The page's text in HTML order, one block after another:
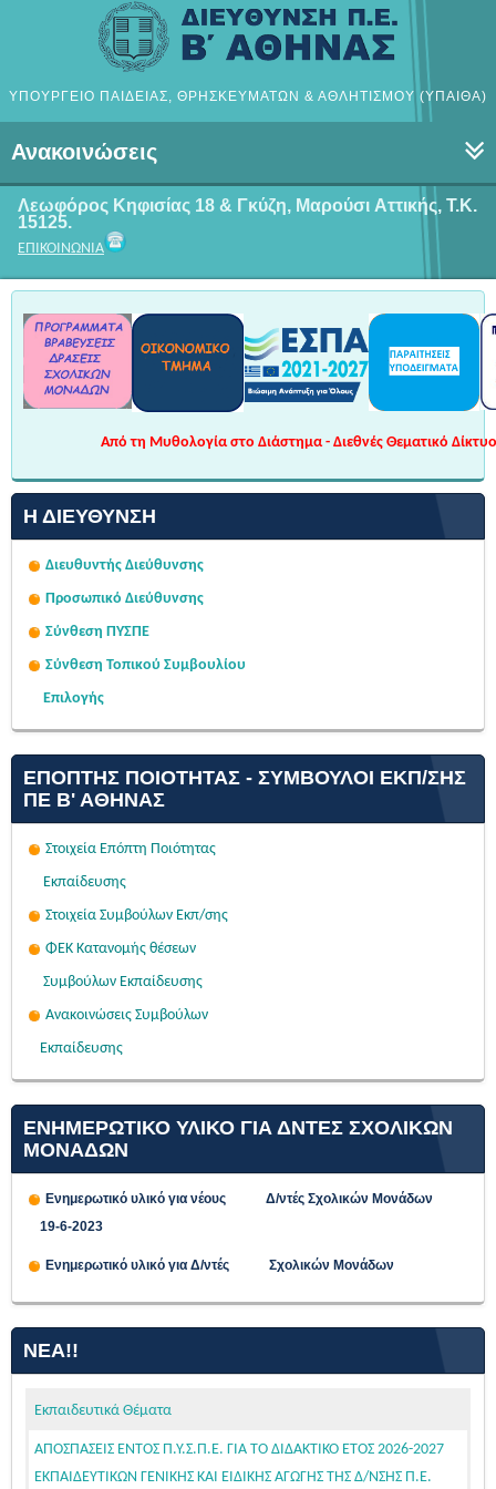
ΥΠΟΥΡΓΕΙΟ ΠΑΙΔΕΙΑΣ, ΘΡΗΣΚΕΥΜΑΤΩΝ & ΑΘΛΗΤΙΣΜΟΥ (ΥΠΑΙΘΑ)
Ανακοινώσεις
Λεωφόρος Κηφισίας 18 & Γκύζη, Μαρούσι Αττικής, Τ.Κ.
15125.
ΕΠΙΚΟΙΝΩΝΙΑ
Από τη Μυθολογία στο Διάστημα - Διεθνές Θεματικό
Η ΔΙΕΎΘΥΝΣΗ
Διευθυντής Διεύθυνσης
Προσωπικό Διεύθυνσης
Σύνθεση ΠΥΣΠΕ
Σύνθεση Τοπικού Συμβουλίου
Επιλογής
ΕΠΌΠΤΗΣ ΠΟΙΌΤΗΤΑΣ - ΣΎΜΒΟΥΛΟΙ ΕΚΠ/ΣΗΣ
ΠΕ Β' ΑΘΉΝΑΣ
Στοιχεία Επόπτη Ποιότητας
Εκπαίδευσης
Στοιχεία Συμβούλων Εκπ/σης
ΦΕΚ Κατανομής θέσεων
Συμβούλων Εκπαίδευσης
Ανακοινώσεις Συμβούλων
Εκπαίδευσης
ΕΝΗΜΕΡΩΤΙΚΟ ΥΛΙΚΟ ΓΙΑ ΔΝΤΕΣ ΣΧΟΛΙΚΩΝ
ΜΟΝΑΔΩΝ
Ενημερωτικό υλικό για νέους Δ/ντές Σχολικών Μονάδων
19-6-2023
Ενημερωτικό υλικό για Δ/ντές Σχολικών Μονάδων
ΝΈΑ!!
Εκπαιδευτικά Θέματα
ΑΠΟΣΠΑΣΕΙΣ ΕΝΤΟΣ Π.Υ.Σ.Π.Ε. ΓΙΑ ΤΟ ΔΙΔΑΚΤΙΚΟ ΕΤΟΣ 2026-2027